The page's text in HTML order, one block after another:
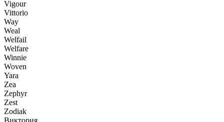
Vigour
Vittorio
Way
Weal
Welfail
Welfare
Winnie
Woven
Yara
Zea
Zephyr
Zest
Zodiak
Виктория